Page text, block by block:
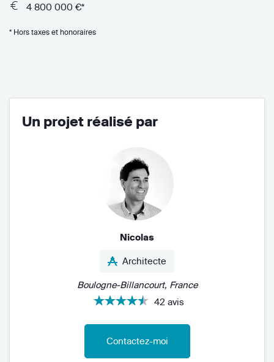
4 800 000 €*
* Hors taxes et honoraires
Un projet réalisé par
Nicolas
Architecte
Boulogne-Billancourt, France
42 avis
Contactez-moi